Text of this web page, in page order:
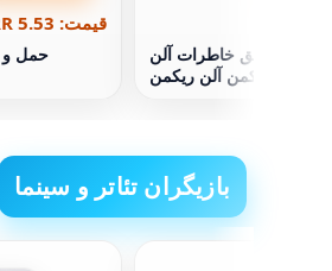
قیمت: 5.53 IRR
حمل و
عمیق خاطرات آلن
ریکمن آلن ریکمن
بازیگران تئاتر و سینما